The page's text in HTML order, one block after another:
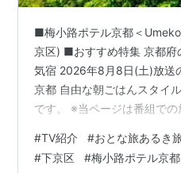
■梅小路ポテル京都＜
京区) ■おすすめ特集 京都府
気宿 2026年8月8日(土)放送
京都 自由な朝ごはんスタイ
です。 ※当ページは番組で
はこちらをご覧ください。
た、宿泊施設の公式サイトは
#TV紹介 #おとな旅あるき
#下京区 #梅小路ポテル京都